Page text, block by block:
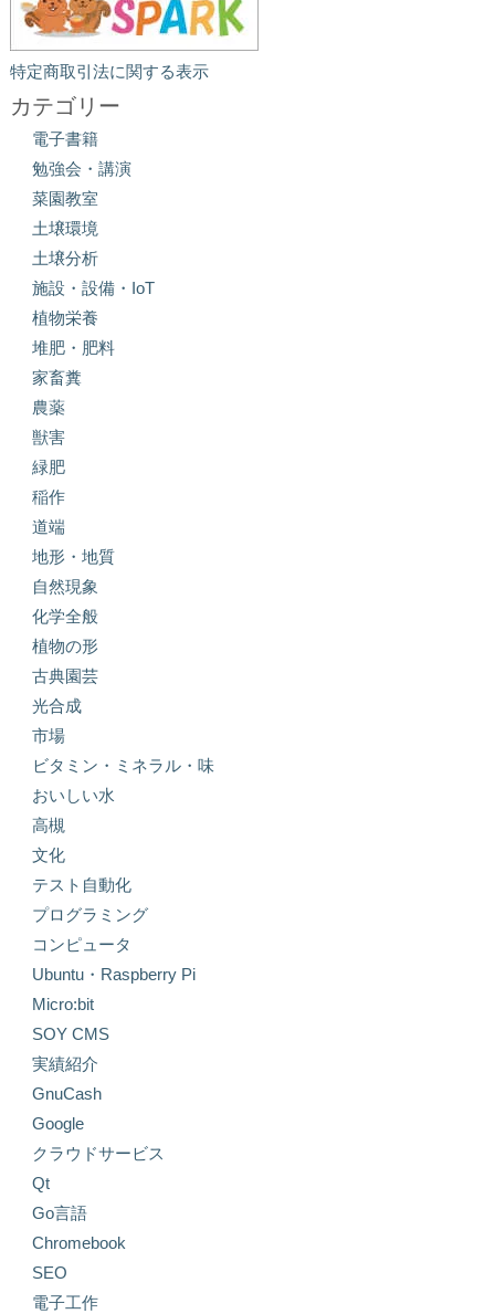
特定商取引法に関する表示
カテゴリー
電子書籍
勉強会・講演
菜園教室
土壌環境
土壌分析
施設・設備・IoT
植物栄養
堆肥・肥料
家畜糞
農薬
獣害
緑肥
稲作
道端
地形・地質
自然現象
化学全般
植物の形
古典園芸
光合成
市場
ビタミン・ミネラル・味
おいしい水
高槻
文化
テスト自動化
プログラミング
コンピュータ
Ubuntu・Raspberry Pi
Micro:bit
SOY CMS
実績紹介
GnuCash
Google
クラウドサービス
Qt
Go言語
Chromebook
SEO
電子工作